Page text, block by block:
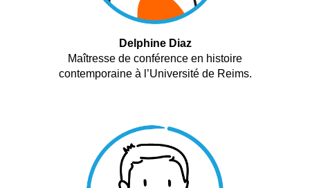
Delphine Diaz
Maîtresse de conférence en histoire
contemporaine à l’Université de Reims.